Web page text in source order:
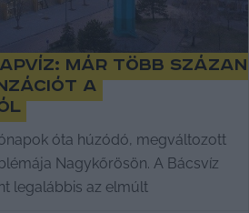
már több százan
a
óta húzódó, megváltozott
Nagykőrösön. A Bácsvíz
legalábbis az elmúlt